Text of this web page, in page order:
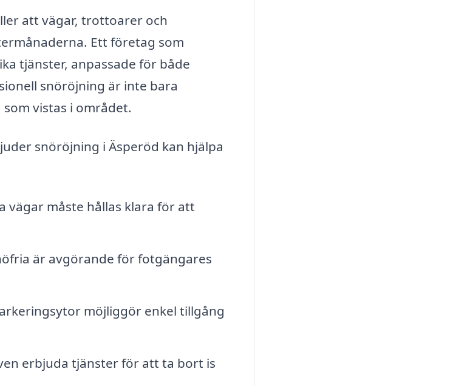
att vägar, trottoarer och
Ett företag som
tjänster, anpassade för både
snöröjning är inte bara
vistas i området.
snöröjning i Äsperöd kan hjälpa
vägar måste hållas klara för att
är avgörande för fotgängares
möjliggör enkel tillgång
erbjuda tjänster för att ta bort is